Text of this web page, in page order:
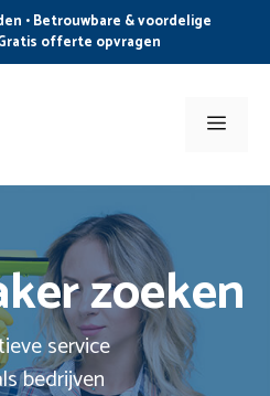
• Betrouwbare & voordelige
offerte opvragen
Menu
zoeken
service
bedrijven